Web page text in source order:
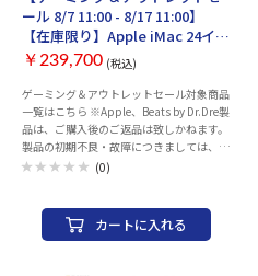
ウスは別売りとなります。※パソコン本体
はご注文・決済完了後に組み立ての為、決
済完了後のお客様都合でのキャンセルは承
ることができません。【ショップビルド
入おすすめ周辺機器】はこちら
ール 8/7 11:00 - 8/17 11:00】
【在庫限り】Apple iMac 24イン
チ Retina 4.5Kディスプレイモデ
ル M4チップ 10コアGPU 512GB
SSD 16GBメモリ MWV53J/A [ピ
ンク]
￥239,700 (税込)
ゲーミング＆アウトレットセール対象商品
一覧はこちら ※Apple、Beats by Dr.Dre製
品は、ご購入後のご返品は致しかねます。
製品の初期不良・故障につきましては、
Appleサポートセンターまでお問い合わせ
（購入証明書）が必要となりますので、大
切に保管ください。 AppleCareサービス
(0)
カートに入れる